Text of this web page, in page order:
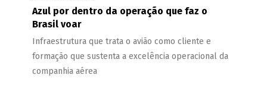
Azul por dentro da operação que faz o
Brasil voar
Infraestrutura que trata o avião como cliente e
formação que sustenta a excelência operacional da
companhia aérea